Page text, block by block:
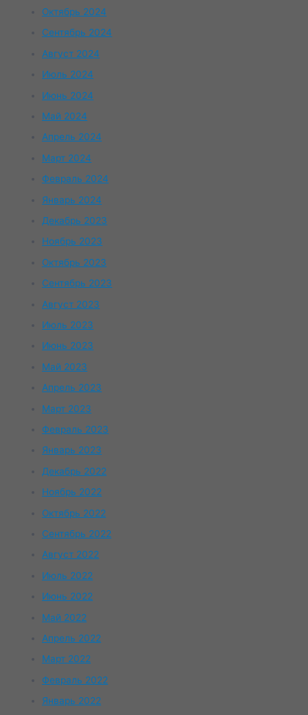
Октябрь 2024
Сентябрь 2024
Август 2024
Июль 2024
Июнь 2024
Май 2024
Апрель 2024
Март 2024
Февраль 2024
Январь 2024
Декабрь 2023
Ноябрь 2023
Октябрь 2023
Сентябрь 2023
Август 2023
Июль 2023
Июнь 2023
Май 2023
Апрель 2023
Март 2023
Февраль 2023
Январь 2023
Декабрь 2022
Ноябрь 2022
Октябрь 2022
Сентябрь 2022
Август 2022
Июль 2022
Июнь 2022
Май 2022
Апрель 2022
Март 2022
Февраль 2022
Январь 2022